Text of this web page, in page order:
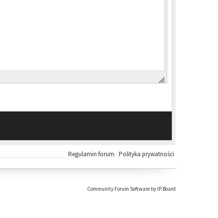
Polityka prywatności
Regulamin forum ·
Community Forum Software by IP.Board